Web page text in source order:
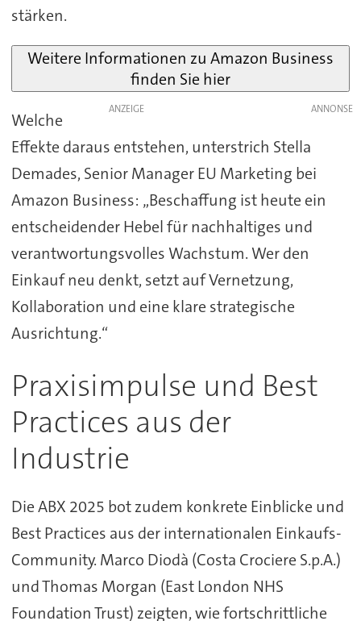
stärken.
Weitere Informationen zu Amazon Business
finden Sie hier
ANZEIGE
Welche
Effekte daraus entstehen, unterstrich Stella
Demades, Senior Manager EU Marketing bei
Amazon Business: „Beschaffung ist heute ein
entscheidender Hebel für nachhaltiges und
verantwortungsvolles Wachstum. Wer den
Einkauf neu denkt, setzt auf Vernetzung,
Kollaboration und eine klare strategische
Ausrichtung.“
Praxisimpulse und Best
Practices aus der
Industrie
Die ABX 2025 bot zudem konkrete Einblicke und
Best Practices aus der internationalen Einkaufs-
Community. Marco Diodà (Costa Crociere S.p.A.)
und Thomas Morgan (East London NHS
Foundation Trust) zeigten, wie fortschrittliche